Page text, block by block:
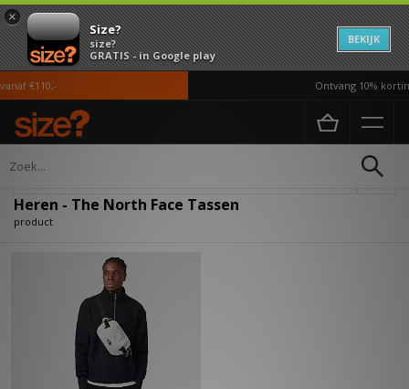
×
Size?
size?
GRATIS - in Google play
BEKIJK
€110,- Ontvang 10%
Home Heren
Heren - The North Face Tassen
product